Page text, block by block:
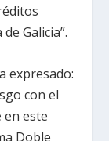
Galicia”.
expresado:
con el
en este
Doble